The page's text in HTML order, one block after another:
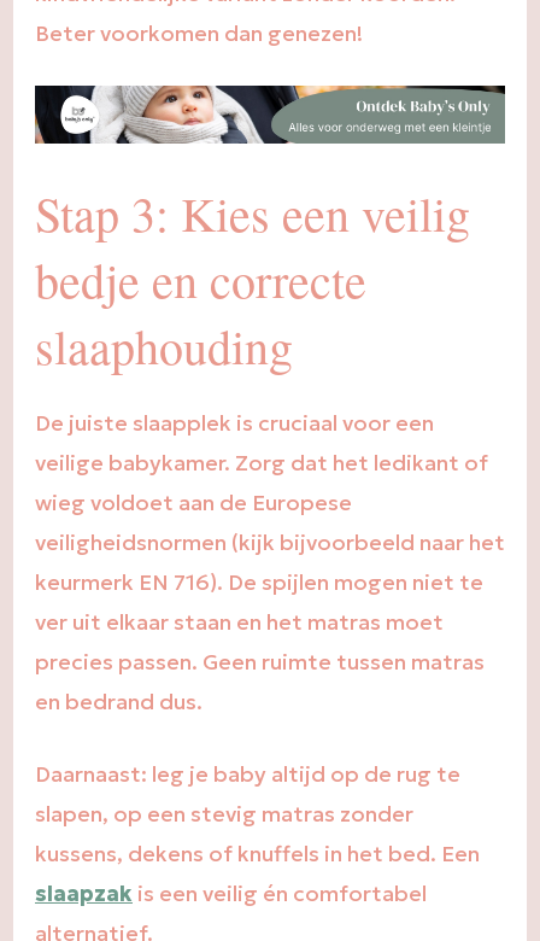
Beter voorkomen dan genezen!
Stap 3: Kies een veilig
bedje en correcte
slaaphouding
De juiste slaapplek is cruciaal voor een
veilige babykamer. Zorg dat het ledikant of
wieg voldoet aan de Europese
veiligheidsnormen (kijk bijvoorbeeld naar het
keurmerk EN 716). De spijlen mogen niet te
ver uit elkaar staan en het matras moet
precies passen. Geen ruimte tussen matras
en bedrand dus.
Daarnaast: leg je baby altijd op de rug te
slapen, op een stevig matras zonder
kussens, dekens of knuffels in het bed. Een
slaapzak is een veilig én comfortabel
alternatief.